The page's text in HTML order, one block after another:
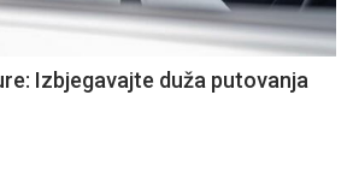
Izbjegavajte duža putovanja